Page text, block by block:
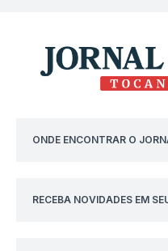
ONDE ENCONTRAR O
RECEBA NOVIDADES EM